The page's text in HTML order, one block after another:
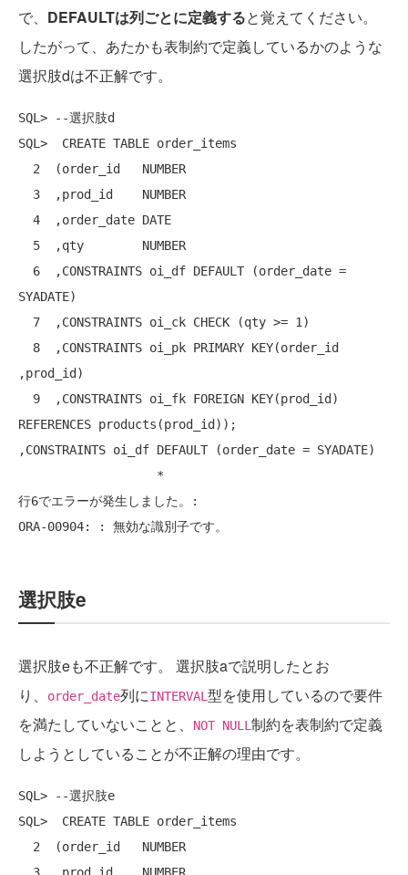
で、 DEFAULTは列ごとに定義すると覚えてください。
したがって、あたかも表制約で定義しているかのような
選択肢dは不正解です。
SQL> --選択肢d
SQL>  CREATE TABLE order_items
SYADATE)
,prod_id)
REFERENCES products(prod_id));
,CONSTRAINTS oi_df DEFAULT (order_date = SYADATE)
行6でエラーが発生しました。:
ORA-00904: : 無効な識別子です。
選択肢e
選択肢eも不正解です。 選択肢aで説明したとお
り、
order_date列にINTERVAL 型を使用しているので要件
を満たしていないことと、
NOT NULL 制約を表制約で定義
しようとしていることが不正解の理由です。
SQL> --選択肢e
SQL>  CREATE TABLE order_items